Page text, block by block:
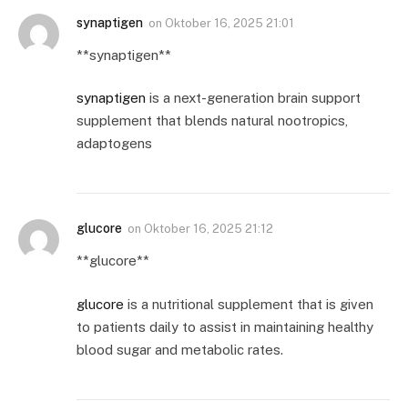
synaptigen on Oktober 16, 2025 21:01
**synaptigen**
synaptigen is a next-generation brain support
supplement that blends natural nootropics,
adaptogens
glucore on Oktober 16, 2025 21:12
**glucore**
glucore is a nutritional supplement that is given
to patients daily to assist in maintaining healthy
blood sugar and metabolic rates.